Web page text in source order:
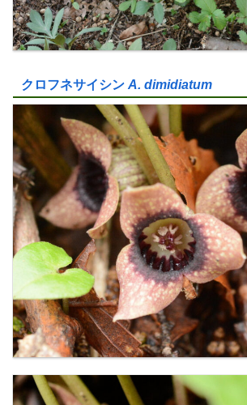
クロフネサイシン A. dimidiatum